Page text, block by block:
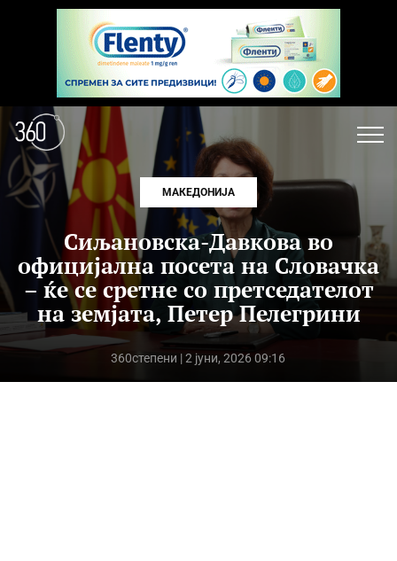
МАКЕДОНИЈА
Сиљановска-Давкова во
официјална посета на Словачка
– ќе се сретне со претседателот
на земјата, Петер Пелегрини
360степени | 2 јуни, 2026 09:16